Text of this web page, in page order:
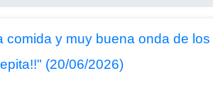
y muy buena onda de
(20/06/2026)